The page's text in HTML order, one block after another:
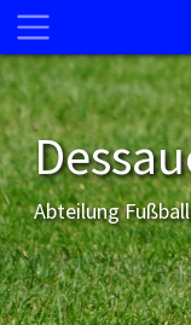
Abteilung Fußball